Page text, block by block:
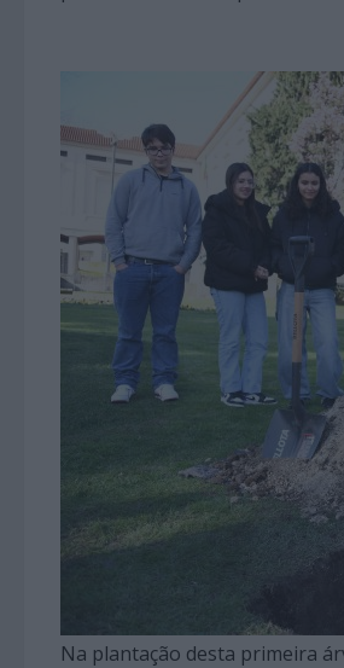
Na plantação desta primeira